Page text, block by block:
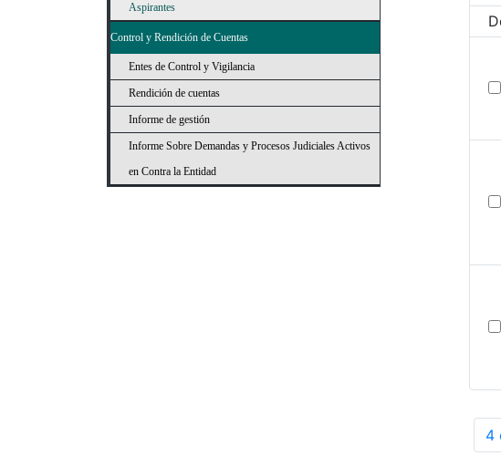
Aspirantes
Control y Rendición de Cuentas
Entes de Control y Vigilancia
Rendición de cuentas
Informe de gestión
Informe Sobre Demandas y Procesos Judiciales Activos
en Contra la Entidad
4